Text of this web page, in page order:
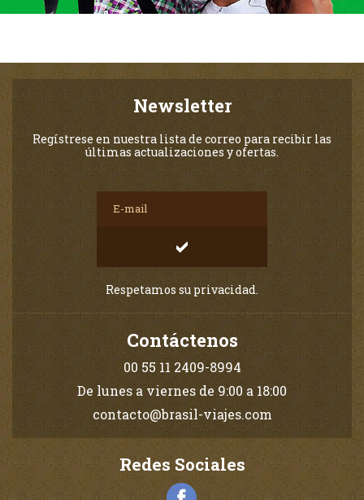
Newsletter
Regístrese en nuestra lista de correo para recibir las
últimas actualizaciones y ofertas.
Respetamos su privacidad.
Contáctenos
00 55 11 2409-8994
De lunes a viernes de 9:00 a 18:00
contacto@brasil-viajes.com
Redes Sociales